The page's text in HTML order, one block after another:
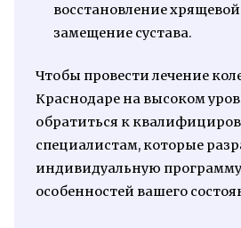
восстановление
замещение сустава.
Чтобы провести лечение
Краснодаре на высоком
обратиться к
специалистам, которые
индивидуальную программу
особенностей вашего